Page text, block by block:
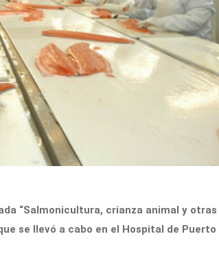
“Salmonicultura, crianza animal y otras
se llevó a cabo en el Hospital de Puerto